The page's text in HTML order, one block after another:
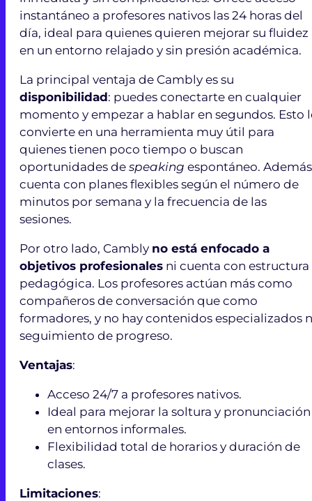
instantáneo a profesores nativos las 24 horas del
día, ideal para quienes quieren mejorar su fluidez
en un entorno relajado y sin presión académica.
La principal ventaja de Cambly es su
disponibilidad: puedes conectarte en cualquier
momento y empezar a hablar en segundos. Esto
convierte en una herramienta muy útil para
quienes tienen poco tiempo o buscan
oportunidades de speaking espontáneo.
cuenta con planes flexibles según el número de
minutos por semana y la frecuencia de las
sesiones.
Por otro lado, Cambly no está enfocado a
objetivos profesionales ni cuenta con estructura
pedagógica. Los profesores actúan más como
compañeros de conversación que como
formadores, y no hay contenidos especializados
seguimiento de progreso.
Ventajas:
Acceso 24/7 a profesores nativos.
Ideal para mejorar la soltura y pronunciación
en entornos informales.
Flexibilidad total de horarios y duración de
clases.
Limitaciones: